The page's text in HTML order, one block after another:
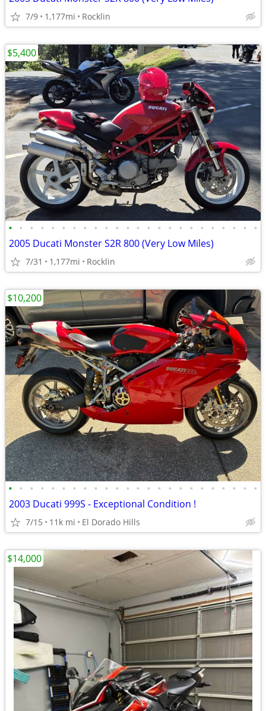
7/9 1,177mi Rocklin
• • • • • • • • • • • • • • • • • • • • • • • •
2005 Ducati Monster S2R 800 (Very Low Miles)
7/31 1,177mi Rocklin
$5,400
• • • • • • • • • • • • • • • • • • • • • • • •
2003 Ducati 999S - Exceptional Condition !
7/15 11k mi El Dorado Hills
$10,200
$14,000